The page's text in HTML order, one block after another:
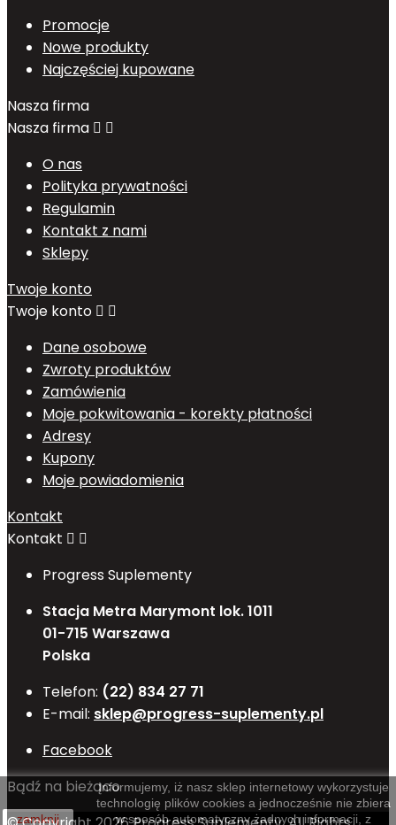
Promocje
Nowe produkty
Najczęściej kupowane
Nasza firma
Nasza firma  
O nas
Polityka prywatności
Regulamin
Kontakt z nami
Sklepy
Twoje konto
Twoje konto  
Dane osobowe
Zwroty produktów
Zamówienia
Moje pokwitowania - korekty płatności
Adresy
Kupony
Moje powiadomienia
Kontakt
Kontakt  
Progress Suplementy
Stacja Metra Marymont lok. 1011
01-715 Warszawa
Polska
Telefon: (22) 834 27 71
E-mail: sklep@progress-suplementy.pl
zamknij
Informujemy, iż nasz sklep internetowy wykorzystuje
technologię plików cookies a jednocześnie nie zbiera
w sposób automatyczny żadnych informacji, z
Facebook
Bądź na bieżąco